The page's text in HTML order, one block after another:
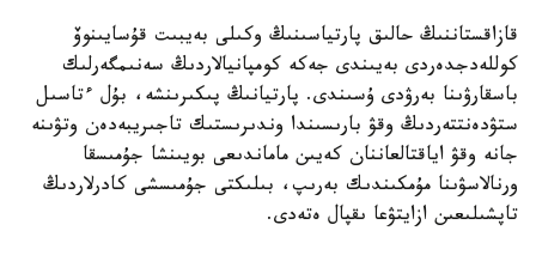
قازاقستاننىڭ حالىق پارتياسىنىڭ وكىلى بەيبىت قۇسايىنوۆ
كوللەدجدەردى بەيىندى جەكە كومپانيالاردىڭ سەنىمگەرلىك
باسقارۋىنا بەرۋدى ۇسىندى. پارتيانىڭ پىكىرىنشە، بۇل ءتاسىل
ستۋدەنتتەردىڭ وقۋ بارىسىندا وندىرىستىك تاجىريبەدەن وتۋىنە
جانە وقۋ اياقتالعاننان كەيىن ماماندىعى بويىنشا جۇمىسقا
ورنالاسۋىنا مۇمكىندىك بەرىپ، بىلىكتى جۇمىسشى كادرلاردىڭ
تاپشىلىعىن ازايتۋعا ىقپال ەتەدى.